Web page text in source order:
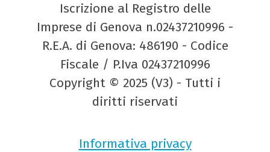
Iscrizione al Registro delle
Imprese di Genova n.02437210996 -
R.E.A. di Genova: 486190 - Codice
Fiscale / P.Iva 02437210996
Copyright © 2025 (V3) - Tutti i
diritti riservati
Informativa privacy